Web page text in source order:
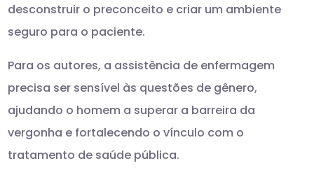
desconstruir o preconceito e criar um ambiente
seguro para o paciente.
Para os autores, a assistência de enfermagem
precisa ser sensível às questões de gênero,
ajudando o homem a superar a barreira da
vergonha e fortalecendo o vínculo com o
tratamento de saúde pública.